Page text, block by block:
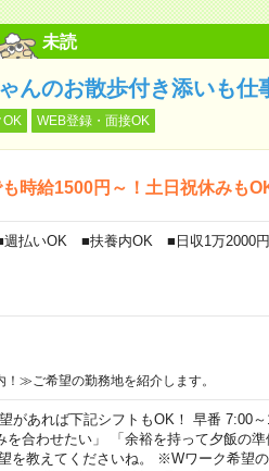
未読
んのお散歩付き添いも仕
OK WEB登録・面接OK
給1500円～！土日祝休みもOK
払いOK ■扶養内OK ■日収1万2000
≫ご希望の勤務地を紹介します。
があれば下記シフトもOK！ 早番 7:00
を合わせたい」 「余裕を持って夕飯の
を教えてくださいね。 ※Wワーク希望